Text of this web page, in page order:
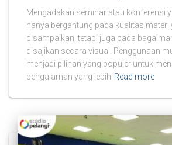
Mengadakan seminar atau konferensi
hanya bergantung pada kualitas materi
disampaikan, tetapi juga pada
disajikan secara visual. Penggunaan
menjadi pilihan yang populer untuk
pengalaman yang lebih Read more